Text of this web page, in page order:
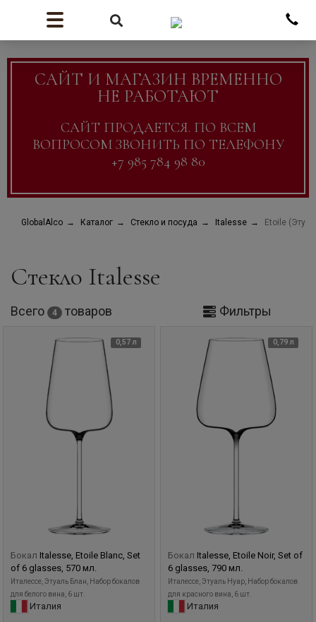
САЙТ И МАГАЗИН ВРЕМЕННО
НЕ РАБОТАЮТ
САЙТ ПРОДАЕТСЯ. ПО ВСЕМ
ВОПРОСОМ ЗВОНИТЬ ПО ТЕЛЕФОНУ
+7 985 784 98 80
GlobalAlco Каталог Стекло и посуда Italesse Etoile
Стекло Italesse
Всего 4 товаров Фильтры
0,57 л
Бокал Italesse, Etoile Blanc, Set
of 6 glasses, 570 мл.
Италессе, Этуаль Блан, Набор бокалов
для белого вина, 6 шт.
Италия
0,79 л
Бокал Italesse, Etoile Noir, Set of
6 glasses, 790 мл.
Италессе, Этуаль Нуар, Набор бокалов
для красного вина, 6 шт.
Италия